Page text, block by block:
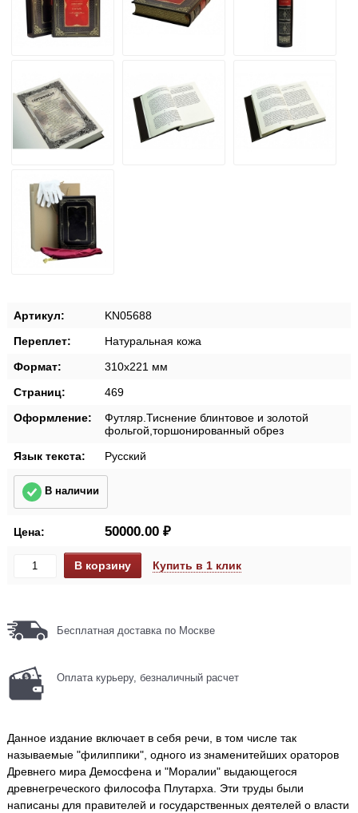
Артикул:
KN05688
Переплет:
Натуральная кожа
Формат:
310х221 мм
Страниц:
469
Оформление:
Футляр.Тиснение блинтовое и золотой
фольгой,торшонированный обрез
Язык текста:
Русский
В наличии
Цена: 50000.00 ₽
Купить в 1 клик
Бесплатная доставка по Москве
Оплата курьеру, безналичный расчет
Данное издание включает в себя речи, в том числе так
называемые "филиппики", одного из знаменитейших ораторов
Древнего мира Демосфена и "Моралии" выдающегося
древнегреческого философа Плутарха. Эти труды были
написаны для правителей и государственных деятелей о власти